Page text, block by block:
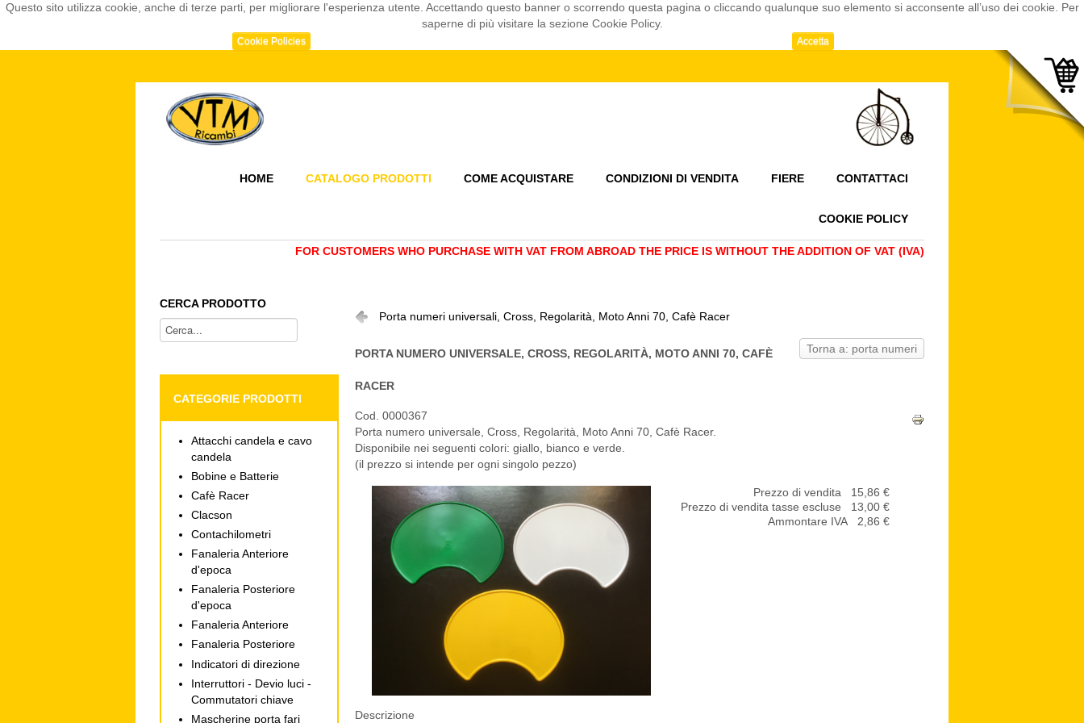
Questo sito utilizza cookie, anche di terze parti, per migliorare l'esperienza utente. Accettando questo banner o scorrendo questa pagina o cliccando qualunque suo elemento si acconsente all’uso dei cookie. Per
saperne di più visitare la sezione Cookie Policy.
Cookie Policies Accetta
HOME CATALOGO PRODOTTI COME ACQUISTARE CONDIZIONI DI VENDITA FIERE CONTATTACI
COOKIE POLICY
FOR CUSTOMERS WHO PURCHASE WITH VAT FROM ABROAD THE PRICE IS WITHOUT THE ADDITION OF VAT (IVA)
Porta numeri universali, Cross, Regolarità, Moto Anni 70, Cafè Racer
Torna a: porta numeri
PORTA NUMERO UNIVERSALE, CROSS, REGOLARITÀ, MOTO ANNI 70, CAFÈ
RACER
Cod. 0000367
Porta numero universale, Cross, Regolarità, Moto Anni 70, Cafè Racer.
Disponibile nei seguenti colori: giallo, bianco e verde.
(il prezzo si intende per ogni singolo pezzo)
Prezzo di vendita
15,86 €
Prezzo di vendita tasse escluse
13,00 €
Ammontare IVA
2,86 €
Descrizione
CERCA PRODOTTO
CATEGORIE PRODOTTI
Attacchi candela e cavo
candela
Bobine e Batterie
Cafè Racer
Clacson
Contachilometri
Fanaleria Anteriore
d'epoca
Fanaleria Posteriore
d'epoca
Fanaleria Anteriore
Fanaleria Posteriore
Indicatori di direzione
Interruttori - Devio luci -
Commutatori chiave
Mascherine porta fari